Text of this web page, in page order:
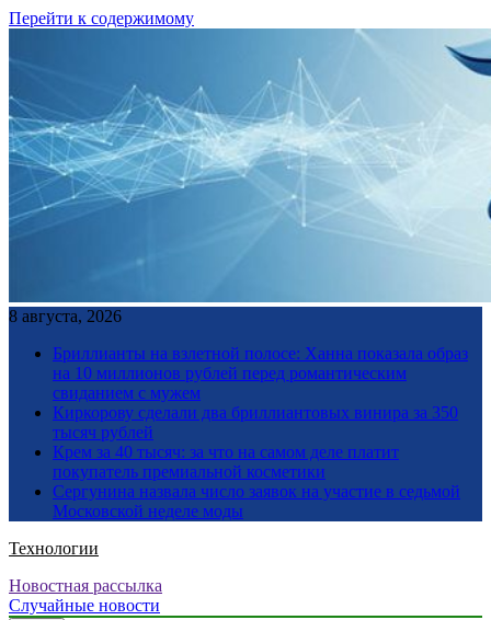
Перейти к содержимому
8 августа, 2026
Бриллианты на взлетной полосе: Ханна показала образ
на 10 миллионов рублей перед романтическим
свиданием с мужем
Киркорову сделали два бриллиантовых винира за 350
тысяч рублей
Крем за 40 тысяч: за что на самом деле платит
покупатель премиальной косметики
Сергунина назвала число заявок на участие в седьмой
Московской неделе моды
Технологии
Новостная рассылка
Случайные новости